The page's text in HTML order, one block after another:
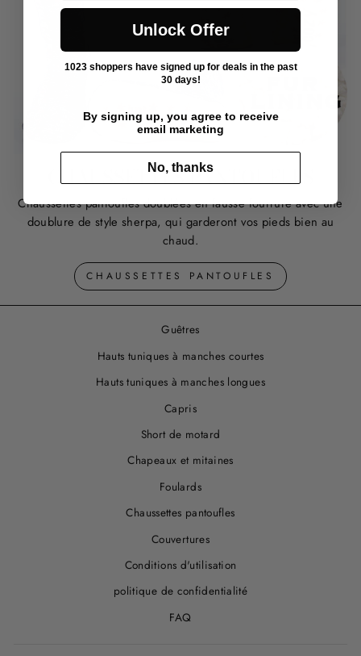
CHAUSSETTES PANTOUFLES
Chaussettes pantoufles doublées en fausse fourrure avec une
doublure de style sherpa, qui garderont vos pieds bien au
chaud.
CHAUSSETTES PANTOUFLES
Guêtres
Hauts tuniques à manches courtes
Hauts tuniques à manches longues
Capris
Short de motard
Chapeaux et mitaines
Foulards
Chaussettes pantoufles
Couvertures
Conditions d'utilisation
politique de confidentialité
FAQ
Unlock Offer
1023 shoppers have signed up for deals in the past
30 days!
By signing up, you agree to receive
email marketing
No, thanks